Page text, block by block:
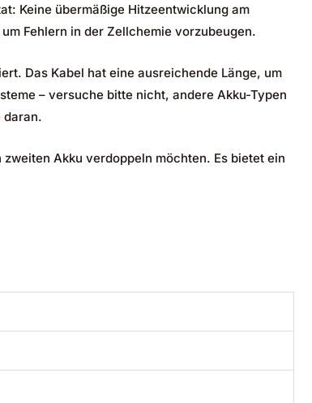
Keine übermäßige Hitzeentwicklung am
Fehlern in der Zellchemie vorzubeugen.
Das Kabel hat eine ausreichende Länge, um
– versuche bitte nicht, andere Akku-Typen
daran.
Akku verdoppeln möchten. Es bietet ein